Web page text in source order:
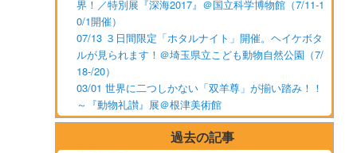
界！／特別展『深海2017』＠国立科学博物館（7/11-1
0/1開催）
07/13 ３日間限定「ホタルナイト」開催。ヘイケボタ
ルが見られます！＠埼玉県立こども動物自然公園（7/
18-/20）
03/01 世界に二つしかない「双羊尊」が揃い踏み！！
～『動物礼讃』展＠根津美術館
過去の記事